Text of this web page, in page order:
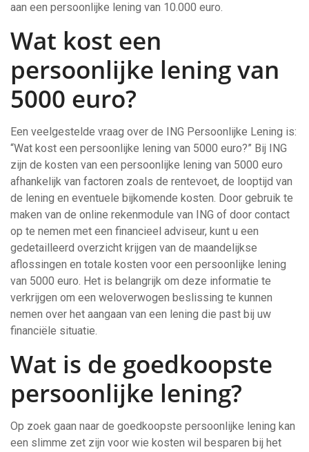
aan een persoonlijke lening van 10.000 euro.
Wat kost een
persoonlijke lening van
5000 euro?
Een veelgestelde vraag over de ING Persoonlijke Lening is:
“Wat kost een persoonlijke lening van 5000 euro?” Bij ING
zijn de kosten van een persoonlijke lening van 5000 euro
afhankelijk van factoren zoals de rentevoet, de looptijd van
de lening en eventuele bijkomende kosten. Door gebruik te
maken van de online rekenmodule van ING of door contact
op te nemen met een financieel adviseur, kunt u een
gedetailleerd overzicht krijgen van de maandelijkse
aflossingen en totale kosten voor een persoonlijke lening
van 5000 euro. Het is belangrijk om deze informatie te
verkrijgen om een weloverwogen beslissing te kunnen
nemen over het aangaan van een lening die past bij uw
financiële situatie.
Wat is de goedkoopste
persoonlijke lening?
Op zoek gaan naar de goedkoopste persoonlijke lening kan
een slimme zet zijn voor wie kosten wil besparen bij het